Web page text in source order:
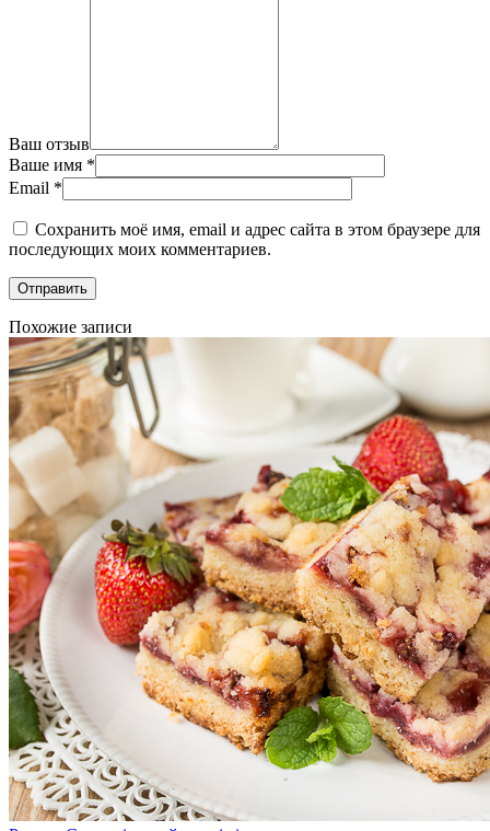
Ваш отзыв
Ваше имя *
Email *
Сохранить моё имя, email и адрес сайта в этом браузере для
последующих моих комментариев.
Похожие записи